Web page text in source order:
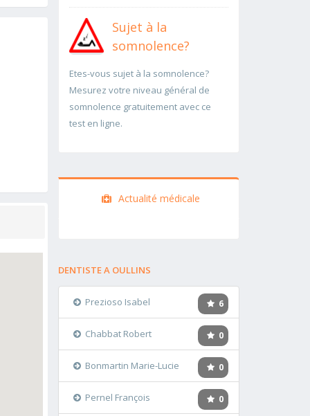
Sujet à la
somnolence?
Etes-vous sujet à la somnolence?
Mesurez votre niveau général de
somnolence gratuitement avec ce
test en ligne.
Actualité médicale
DENTISTE A OULLINS
6
Prezioso Isabel
0
Chabbat Robert
0
Bonmartin Marie-Lucie
0
Pernel François